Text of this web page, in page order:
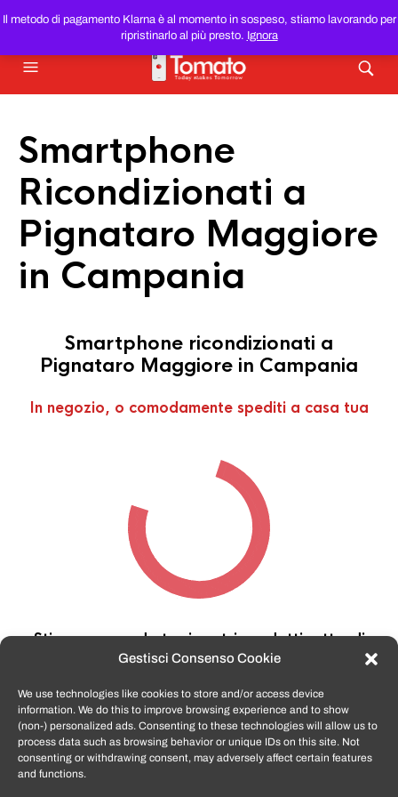
Gestisci Consenso Cookie
We use technologies like cookies to store and/or access device
information. We do this to improve browsing experience and to show
(non-) personalized ads. Consenting to these technologies will allow us to
process data such as browsing behavior or unique IDs on this site. Not
consenting or withdrawing consent, may adversely affect certain features
and functions.
Il metodo di pagamento Klarna è al momento in sospeso, stiamo lavorando per
ripristinarlo al più presto. Ignora
SMARTPHONE E TABLET RICONDIZIONATIAL MIGLIOR
PREZZO DEL WEB!
Smartphone
Ricondizionati a
Pignataro Maggiore
in Campania
Smartphone ricondizionati a
Pignataro Maggiore in Campania
In negozio, o comodamente spediti a casa tua
Stiamo cercando tra i nostri prodotti, attendi
qualche secondo…
TomatoSmartphone.itè lo shop n.1 in italia per
smartphone ricondizionati garantiti e certificati
di tutte le marche,APPLE, SAMSUNG, HUAWEI,
ONEPLUS, XIAOMI e tanto altro